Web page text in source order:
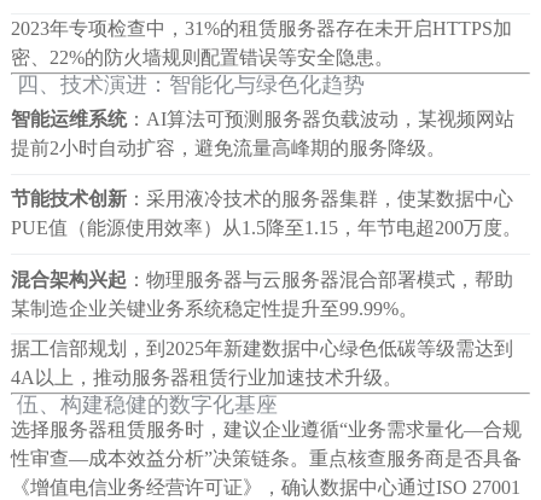
2023年专项检查中，31%的租赁服务器存在未开启HTTPS加
密、22%的防火墙规则配置错误等安全隐患。
四、技术演进：智能化与绿色化趋势
智能运维系统：AI算法可预测服务器负载波动，某视频网站
提前2小时自动扩容，避免流量高峰期的服务降级。
节能技术创新：采用液冷技术的服务器集群，使某数据中心
PUE值（能源使用效率）从1.5降至1.15，年节电超200万度。
混合架构兴起 ：物理服务器与云服务器混合部署模式，帮助
某制造企业关键业务系统稳定性提升至99.99%。
据工信部规划，到2025年新建数据中心绿色低碳等级需达到
4A以上，推动服务器租赁行业加速技术升级。
伍、构建稳健的数字化基座
选择服务器租赁服务时，建议企业遵循“业务需求量化—合规
性审查—成本效益分析”决策链条。重点核查服务商是否具备
《增值电信业务经营许可证》，确认数据中心通过ISO 27001